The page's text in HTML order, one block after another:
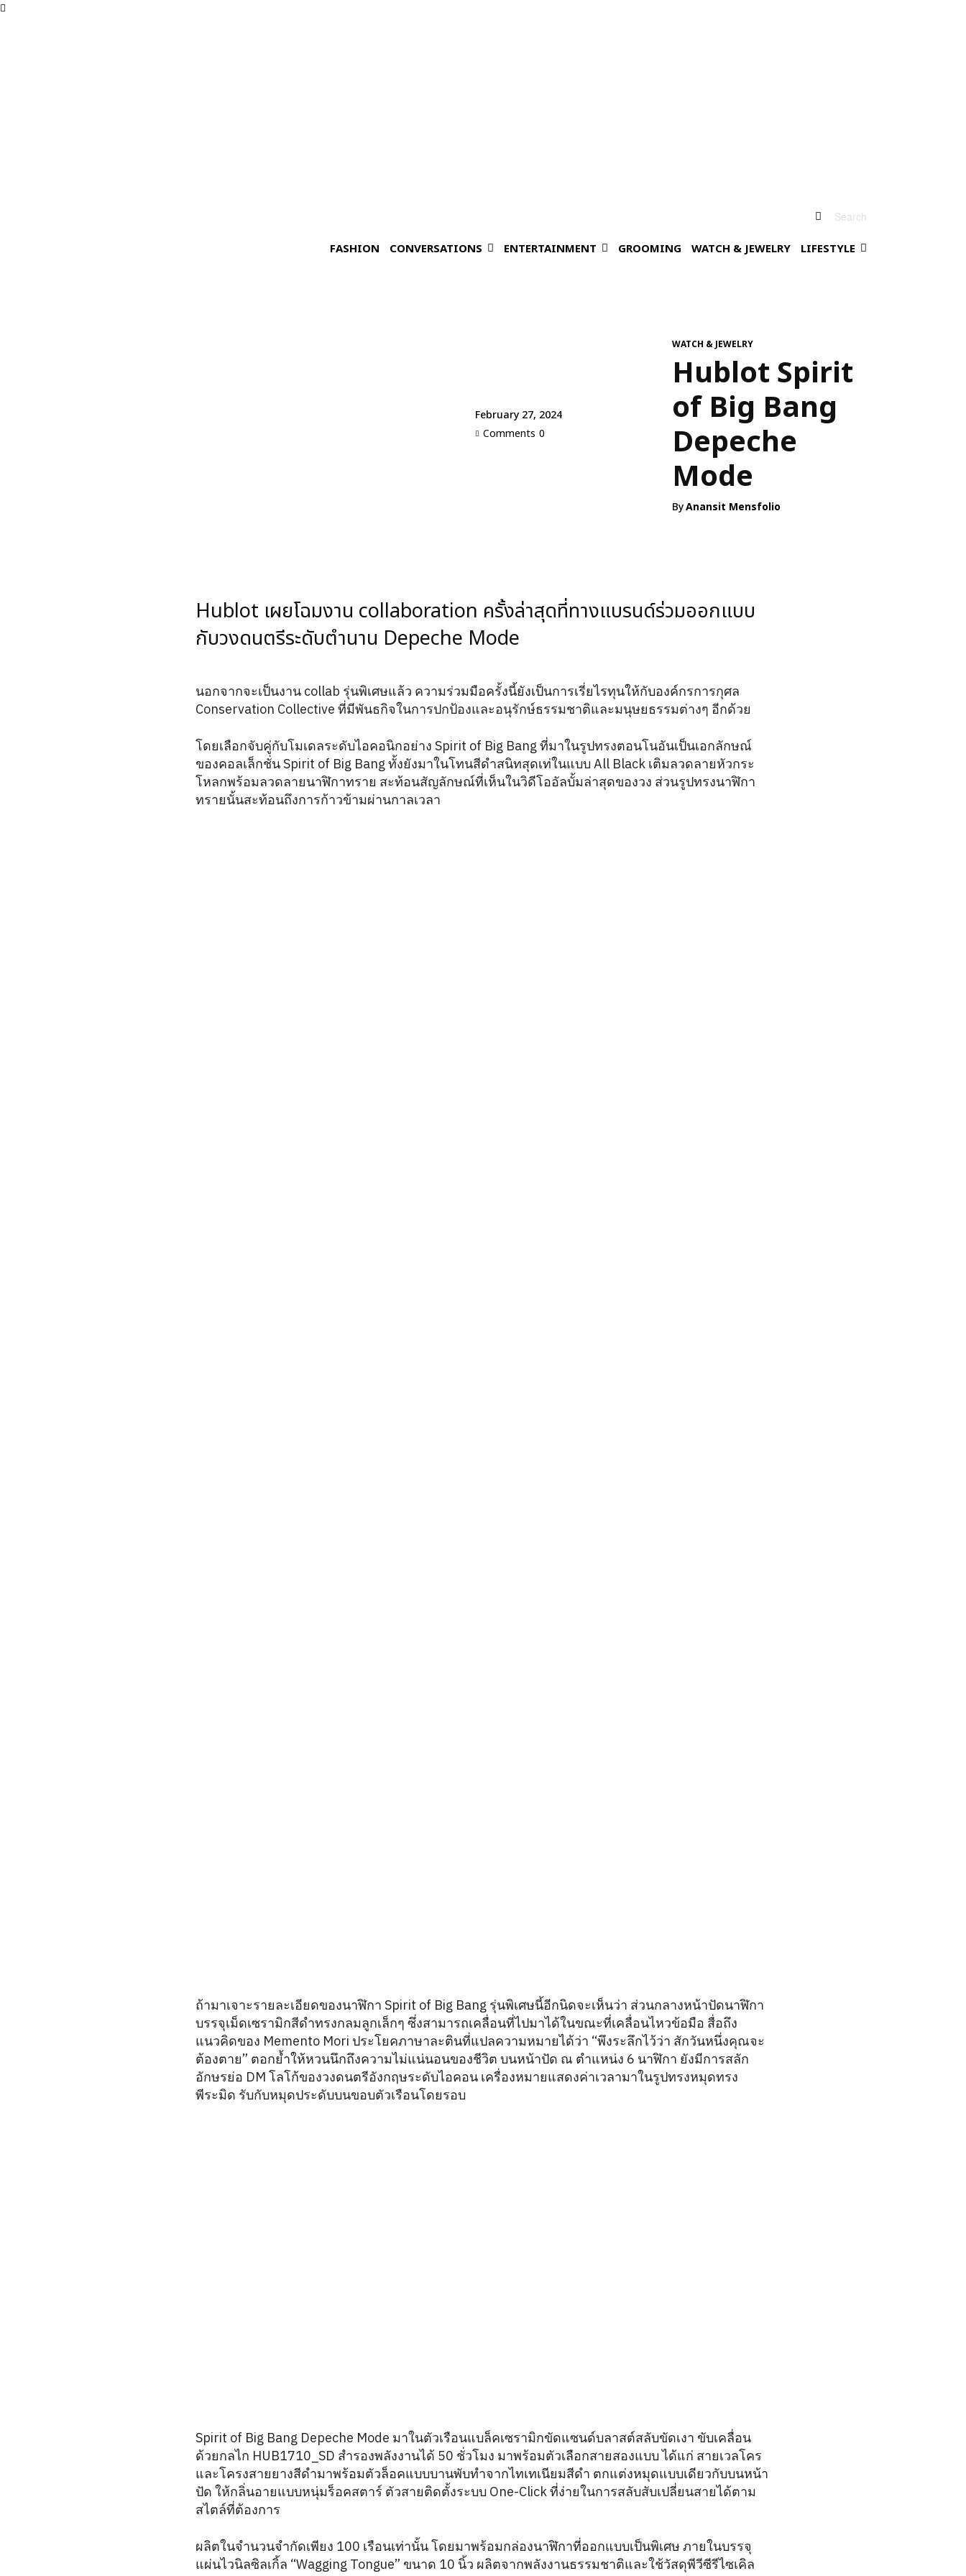
Search
FASHION CONVERSATIONS ENTERTAINMENT GROOMING WATCH & JEWELRY LIFESTYLE
February 27, 2024
Comments 0
WATCH & JEWELRY
Hublot Spirit
of Big Bang
Depeche
Mode
ByAnansit Mensfolio
Hublot เผยโฉมงาน collaboration ครั้งล่าสุดที่ทางแบรนด์ร่วมออกแบบ
กับวงดนตรีระดับตำนาน Depeche Mode
นอกจากจะเป็นงาน collab รุ่นพิเศษแล้ว ความร่วมมือครั้งนี้ยังเป็นการเรี่ยไรทุนให้กับองค์กรการกุศล
Conservation Collective ที่มีพันธกิจในการปกป้องและอนุรักษ์ธรรมชาติและมนุษยธรรมต่างๆ อีกด้วย
โดยเลือกจับคู่กับโมเดลระดับไอคอนิกอย่าง Spirit of Big Bang ที่มาในรูปทรงตอนโนอันเป็นเอกลักษณ์
ของคอลเล็กชั่น Spirit of Big Bang ทั้งยังมาในโทนสีดำสนิทสุดเท่ในแบบ All Black เติมลวดลายหัวกระ
โหลกพร้อมลวดลายนาฬิกาทราย สะท้อนสัญลักษณ์ที่เห็นในวิดีโออัลบั้มล่าสุดของวง ส่วนรูปทรงนาฬิกา
ทรายนั้นสะท้อนถึงการก้าวข้ามผ่านกาลเวลา
ถ้ามาเจาะรายละเอียดของนาฬิกา Spirit of Big Bang รุ่นพิเศษนี้อีกนิดจะเห็นว่า ส่วนกลางหน้าปัดนาฬิกา
บรรจุเม็ดเซรามิกสีดำทรงกลมลูกเล็กๆ ซึ่งสามารถเคลื่อนที่ไปมาได้ในขณะที่เคลื่อนไหวข้อมือ สื่อถึง
แนวคิดของ Memento Mori ประโยคภาษาละตินที่แปลความหมายได้ว่า “พึงระลึกไว้ว่า สักวันหนึ่งคุณจะ
ต้องตาย” ตอกย้ำให้หวนนึกถึงความไม่แน่นอนของชีวิต บนหน้าปัด ณ ตำแหน่ง 6 นาฬิกา ยังมีการสลัก
อักษรย่อ DM โลโก้ของวงดนตรีอังกฤษระดับไอคอน เครื่องหมายแสดงค่าเวลามาในรูปทรงหมุดทรง
พีระมิด รับกับหมุดประดับบนขอบตัวเรือนโดยรอบ
Spirit of Big Bang Depeche Mode มาในตัวเรือนแบล็คเซรามิกขัดแซนด์บลาสต์สลับขัดเงา ขับเคลื่อน
ด้วยกลไก HUB1710_SD สำรองพลังงานได้ 50 ชั่วโมง มาพร้อมตัวเลือกสายสองแบบ ได้แก่ สายเวลโคร
และโครงสายยางสีดำมาพร้อมตัวล็อคแบบบานพับทำจากไทเทเนียมสีดำ ตกแต่งหมุดแบบเดียวกับบนหน้า
ปัด ให้กลิ่นอายแบบหนุ่มร็อคสตาร์ ตัวสายติดตั้งระบบ One-Click ที่ง่ายในการสลับสับเปลี่ยนสายได้ตาม
สไตล์ที่ต้องการ
ผลิตในจำนวนจำกัดเพียง 100 เรือนเท่านั้น โดยมาพร้อมกล่องนาฬิกาที่ออกแบบเป็นพิเศษ ภายในบรรจุ
แผ่นไวนิลซิลเกิ้ล “Wagging Tongue” ขนาด 10 นิ้ว ผลิตจากพลังงานธรรมชาติและใช้วัสดุพีวีซีรีไซเคิล